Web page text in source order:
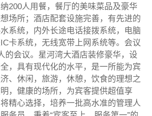
200人用餐，餐厅的美味菜品及豪华
场所；酒店配套设施完善，有先进的
系统，内外长途电话接拨系统，电脑
卡系统，无线宽带上网系统等。会议
的会议。星河湾大酒店装修豪华，设
，具有现代化的水平，是一所能为宾
、休闲，旅游，休憩，饮食的理想之
，健康的场所，为宾客提供超值享
精心选择，培养一批高水准的管理人